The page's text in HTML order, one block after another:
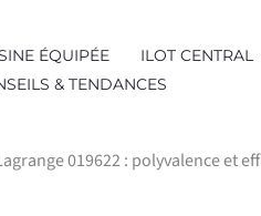
ÉQUIPÉE ILOT CENTRAL
& TENDANCES
019622 : polyvalence et